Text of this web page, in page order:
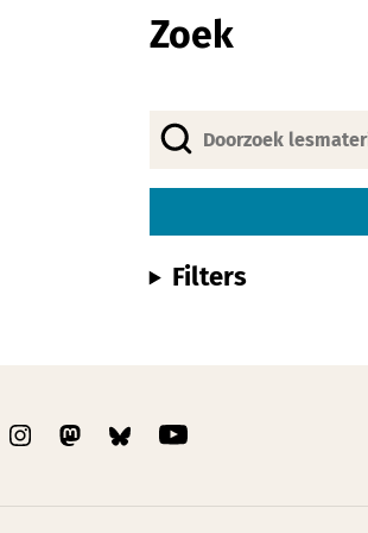
Zoek
Filters